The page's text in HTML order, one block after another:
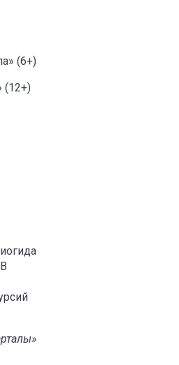
(6+)
(12+)